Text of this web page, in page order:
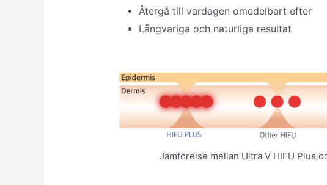
Återgå till vardagen omedelbart efter
Långvariga och naturliga resultat
Jämförelse mellan Ultra V HIFU Plus